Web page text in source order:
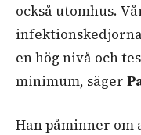
också utomhus.
en hög nivå och
minimum, säger
Han påminner